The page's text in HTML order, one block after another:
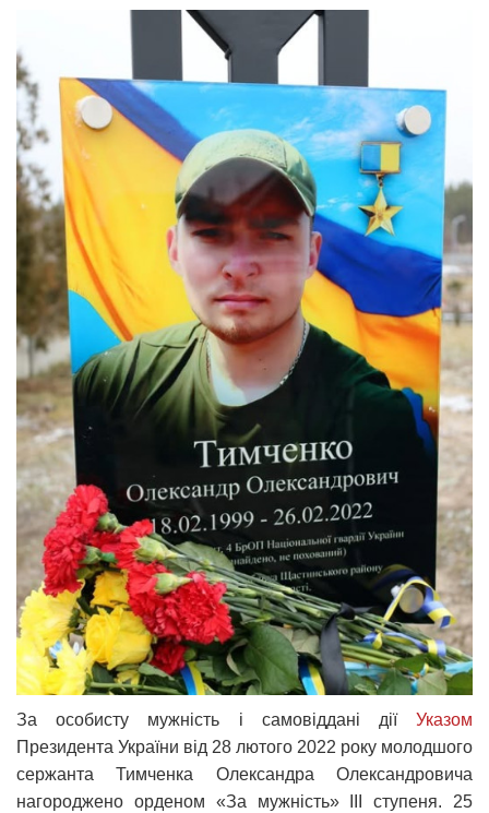
За особисту мужність і самовіддані дії Указом
Президента України від 28 лютого 2022 року молодшого
сержанта Тимченка Олександра Олександровича
нагороджено орденом «За мужність» ІІІ ступеня. 25